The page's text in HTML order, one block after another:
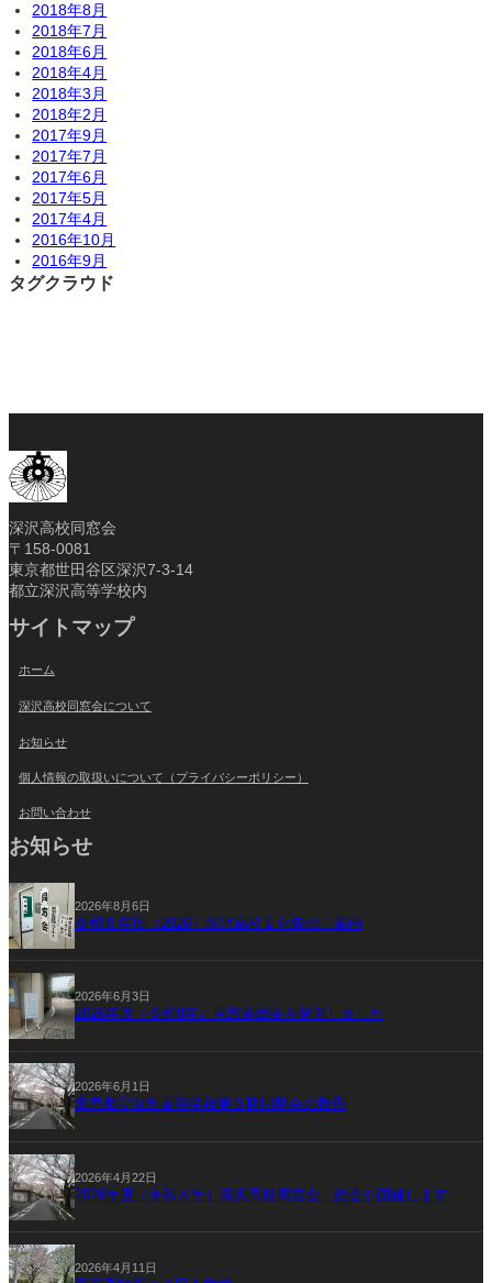
2018年8月
2018年7月
2018年6月
2018年4月
2018年3月
2018年2月
2017年9月
2017年7月
2017年6月
2017年5月
2017年4月
2016年10月
2016年9月
タグクラウド
深沢高校同窓会
〒158-0081
東京都世田谷区深沢7-3-14
都立深沢高等学校内
サイトマップ
ホーム
深沢高校同窓会について
お知らせ
個人情報の取扱いについて（プライバシーポリシー）
お問い合わせ
お知らせ
2026年8月6日
令和８年度（2026）深沢高校文化祭のご案内
2026年6月3日
2026年度（令和8年）同窓会総会を開催しました
2026年6月1日
東京都立深沢高等学校第９期同期会の報告
2026年4月22日
2026年度（令和８年）深沢高校同窓会 総会を開催します
2026年4月11日